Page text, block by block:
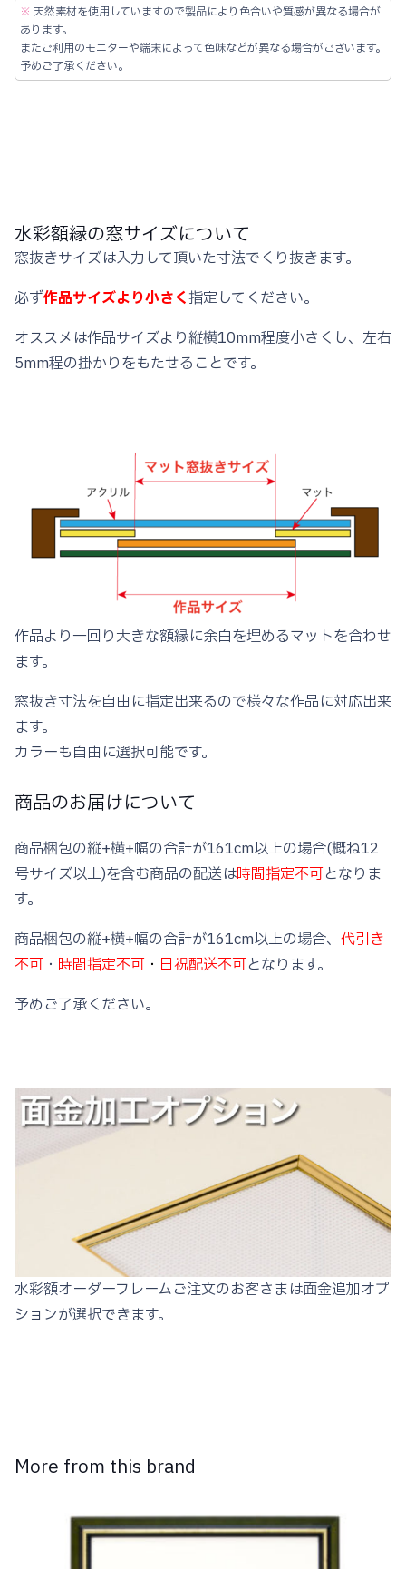
ー
ダ
ー
フ
銀
119
個
※ 天然素材を使用していますので製品により色合いや質感が異なる場合が
あります。
またご利用のモニターや端末によって色味などが異なる場合がございます。
予めご了承ください。
水彩額縁の窓サイズについて
窓抜きサイズは入力して頂いた寸法でくり抜きます。
必ず作品サイズより小さく指定してください。
オススメは作品サイズより縦横10mm程度小さくし、左右
5mm程の掛かりをもたせることです。
作品より一回り大きな額縁に余白を埋めるマットを合わせ
ます。
窓抜き寸法を自由に指定出来るので様々な作品に対応出来
ます。
カラーも自由に選択可能です。
商品のお届けについて
商品梱包の縦+横+幅の合計が161cm以上の場合(概ね12
号サイズ以上)を含む商品の配送は時間指定不可となりま
す。
商品梱包の縦+横+幅の合計が161cm以上の場合、 代引き
不可 ・ 時間指定不可 ・ 日祝配送不可となります。
予めご了承ください。
水彩額オーダーフレームご注文のお客さまは面金追加オプ
ションが選択できます。
More from this brand